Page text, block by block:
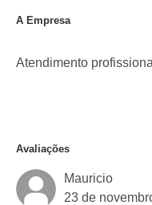
A Empresa
Atendimento
Avaliações
Mauricio
23 de